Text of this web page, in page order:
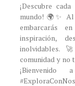
¡Descubre
mundo! 🌍✨ Al
embarcarás
inspiración,
inolvidables.
comunidad y no